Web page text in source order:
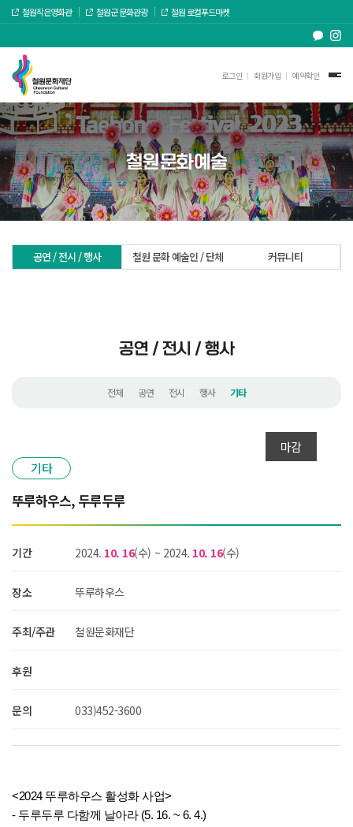
철원작은영화관 철원군 문화관광 철원 로컬푸드마켓
로그인 회원가입 예약확인
철원문화예술
공연 / 전시 / 행사 철원 문화 예술인 / 단체 커뮤니티
공연 / 전시 / 행사
전체 공연 전시 행사 기타
마감
기타
뚜루하우스, 두루두루
기간 2024. 10. 16(수) ~ 2024. 10. 16(수)
장소 뚜루하우스
주최/주관 철원문화재단
후원
문의 033)452-3600
<2024 뚜루하우스 활성화 사업>
-두루두루 다함께 날아라 (5. 16. ~ 6. 4.)